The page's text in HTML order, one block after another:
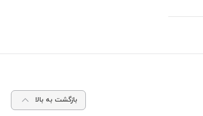
بازگشت به بالا